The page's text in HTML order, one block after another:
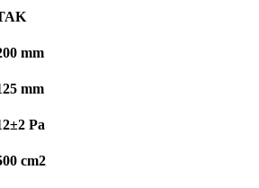
mm
mm
Pa
cm2